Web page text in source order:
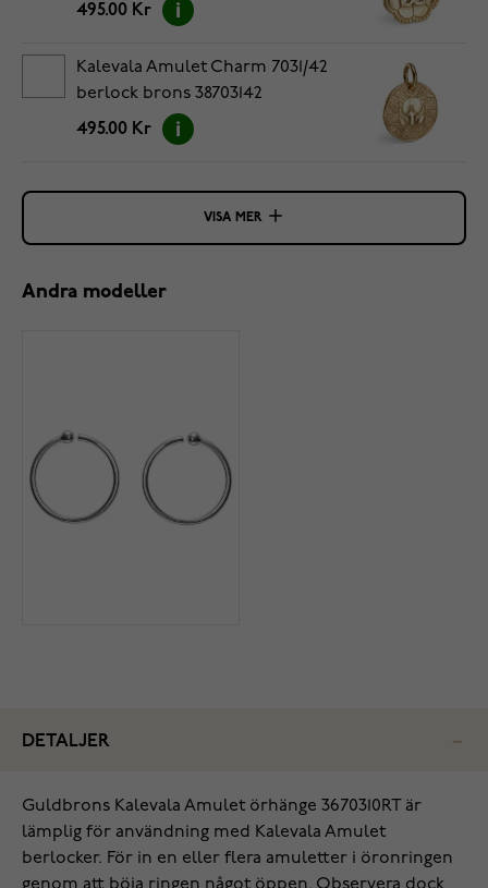
495.00 Kr
Kalevala Amulet Charm 7031/42
berlock brons 38703142
495.00 Kr
VISA MER
Andra modeller
DETALJER
Guldbrons Kalevala Amulet örhänge 3670310RT är
lämplig för användning med Kalevala Amulet
berlocker. För in en eller flera amuletter i öronringen